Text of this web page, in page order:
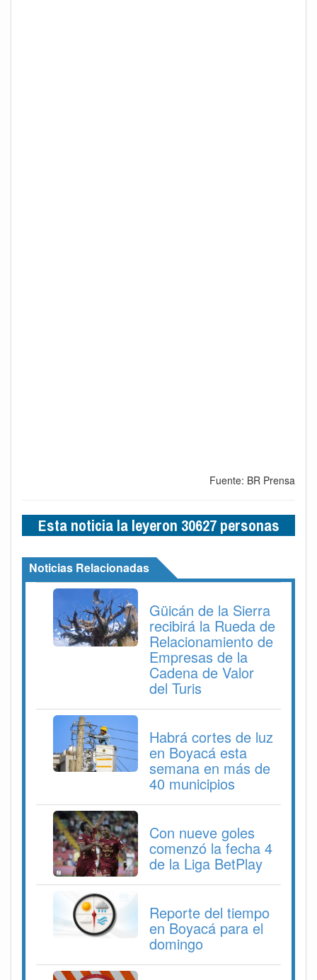
Fuente: BR Prensa
Esta noticia la leyeron 30627 personas
Noticias Relacionadas
Güicán de la Sierra
recibirá la Rueda de
Relacionamiento de
Empresas de la
Cadena de Valor
del Turis
Habrá cortes de luz
en Boyacá esta
semana en más de
40 municipios
Con nueve goles
comenzó la fecha 4
de la Liga BetPlay
Reporte del tiempo
en Boyacá para el
domingo